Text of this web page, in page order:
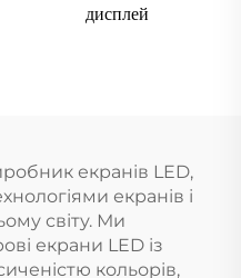
дисплей
екранів LED,
екранів і
світу. Ми
екрани LED із
кольорів,